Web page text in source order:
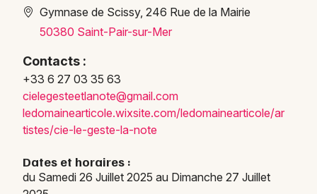
Choisir mes départements
Gymnase de Scissy, 246 Rue de la Mairie
50380 Saint-Pair-sur-Mer
Contacts :
+33 6 27 03 35 63
cielegesteetlanote@gmail.com
ledomainearticole.wixsite.com/ledomainearticole/ar
tistes/cie-le-geste-la-note
Dates et horaires :
du Samedi 26 Juillet 2025 au Dimanche 27 Juillet